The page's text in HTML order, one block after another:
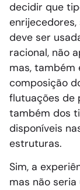
decidir que
deve ser
racional, não
mas, também
composição
flutuações de
também dos
disponíveis
estruturas.
Sim, a
mas não